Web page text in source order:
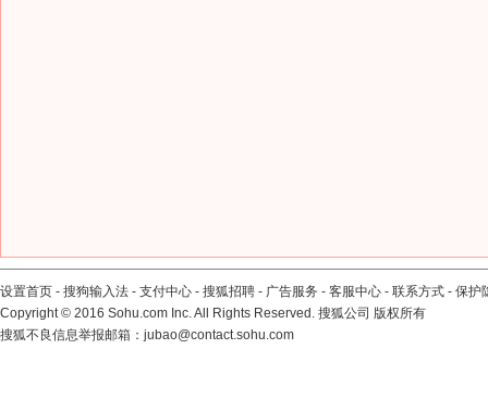
设置首页 - 搜狗输入法 - 支付中心 - 搜狐招聘 - 广告服务 - 客服中心 - 联系方式 - 保护
Copyright© 2016 Sohu.com Inc. All Rights Reserved. 搜狐公司 版权所有
搜狐不良信息举报邮箱： jubao@contact.sohu.com